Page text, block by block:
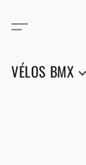
VÉLOS BMX